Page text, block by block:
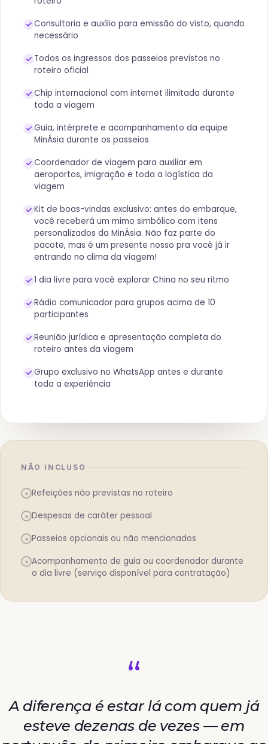
Consultoria e auxílio para emissão do visto, quando
necessário
Todos os ingressos dos passeios previstos no
roteiro oficial
Chip internacional com internet ilimitada durante
toda a viagem
Guia, intérprete e acompanhamento da equipe
MinÁsia durante os passeios
Coordenador de viagem para auxiliar em
aeroportos, imigração e toda a logística da
viagem
Kit de boas-vindas exclusivo: antes do embarque,
você receberá um mimo simbólico com itens
personalizados da MinÁsia. Não faz parte do
pacote, mas é um presente nosso pra você já ir
entrando no clima da viagem!
1 dia livre para você explorar China no seu ritmo
Rádio comunicador para grupos acima de 10
participantes
Reunião jurídica e apresentação completa do
roteiro antes da viagem
Grupo exclusivo no WhatsApp antes e durante
toda a experiência
NÃO INCLUSO
× Refeições não previstas no roteiro
× Despesas de caráter pessoal
× Passeios opcionais ou não mencionados
× Acompanhamento de guia ou coordenador durante
o dia livre (serviço disponível para contratação)
“
A diferença é estar lá com quem já
esteve dezenas de vezes — em